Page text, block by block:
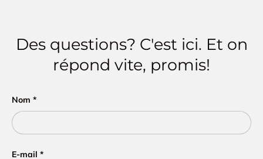
Des questions? C'est ici. Et on
répond vite, promis!
Nom
E-mail